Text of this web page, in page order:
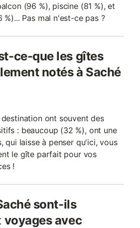
(96 %), piscine (81 %), et
Pas mal n'est-ce pas ?
ce-que les gîtes
notés à Saché
ont souvent des
: beaucoup (32 %), ont une
qui laisse à penser qu'ici, vous
le gîte parfait pour vos
!
sont-ils
voyages avec